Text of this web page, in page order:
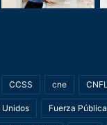
CCSS cne CNFL
Unidos Fuerza Pública